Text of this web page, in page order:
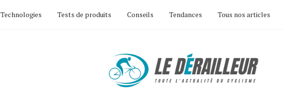
Technologies Tests de produits Conseils Tendances Tous nos articles